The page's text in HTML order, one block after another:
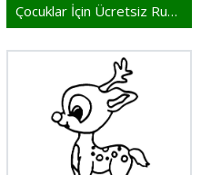
Çocuklar İçin Ücretsiz Rudolph